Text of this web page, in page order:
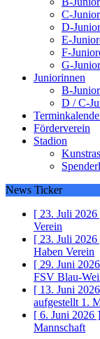
C-
D-
E-
F-
G-
Juniorinnen
B-
D / C-
Förderverein
Stadion
News Ticker
[ 23. Juli 2026
Verein
[ 23. Juli 2026
Haben Verein
[ 29. Juni
FSV Blau-
[ 13. Juni
aufgestellt 1.
[ 6. Juni 2026 ]
Mannschaft